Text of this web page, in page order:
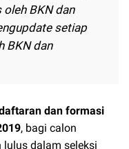
BKN dan
setiap
BKN dan
dan formasi
, bagi calon
lulus dalam seleksi